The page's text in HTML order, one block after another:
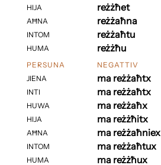
HIJA
AĦNA
INTOM
HUMA
reżżħet
reżżaħna
reżżaħtu
reżżħu
PERSUNA
JIENA
INTI
HUWA
HIJA
AĦNA
INTOM
HUMA
NEGATTIV
ma reżżaħtx
ma reżżaħtx
ma reżżaħx
ma reżżħitx
ma reżżaħniex
ma reżżaħtux
ma reżżħux